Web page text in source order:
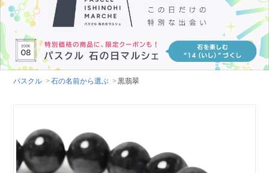
パスクル 石の名前から選ぶ 黒翡翠